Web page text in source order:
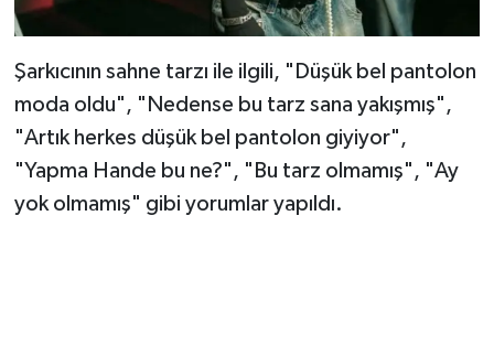
Şarkıcının sahne tarzı ile ilgili, "Düşük bel pantolon
moda oldu", "Nedense bu tarz sana yakışmış",
"Artık herkes düşük bel pantolon giyiyor",
"Yapma Hande bu ne?", "Bu tarz olmamış", "Ay
yok olmamış" gibi yorumlar yapıldı.